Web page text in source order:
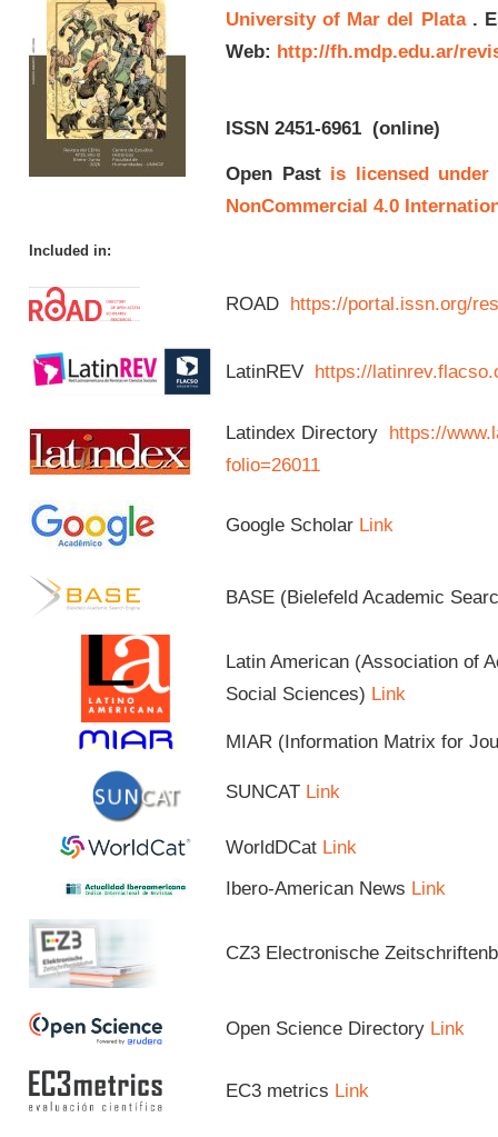
University of Mar del Plata.
Web: http://fh.mdp.edu.ar/
ISSN 2451-6961(online)
Open Past is licensed under
NonCommercial 4.0
Included in:
ROAD https://portal.issn.org/
LatinREV https://
Latindex Directory https://
folio=26011
Google Scholar Link
BASE (Bielefeld Academic
Latin American (Association of
Social Sciences) Link
MIAR (Information Matrix for
SUNCAT Link
WorldDCat Link
Ibero-American News Link
CZ3 Electronische
Open Science Directory Link
EC3 metrics Link